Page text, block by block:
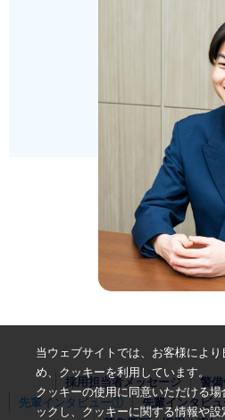
採用担当者メッセージ 警
先輩インタビュー①
先輩インタビ
当ウェブサイトでは、お客様によ
め、クッキーを利用しています。
クッキーの使用に同意いただける
ックし、クッキーに関する情報や